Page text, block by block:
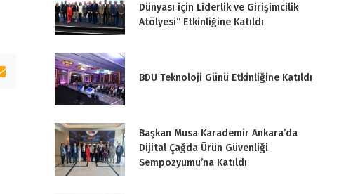
Dünyası için Liderlik ve Girişimcilik
Atölyesi” Etkinliğine Katıldı
BDU Teknoloji Günü Etkinliğine Katıldı
Başkan Musa Karademir Ankara’da
Dijital Çağda Ürün Güvenliği
Sempozyumu’na Katıldı